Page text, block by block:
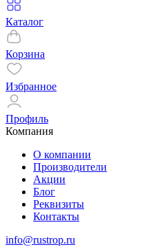
Каталог
Корзина
Избранное
Профиль
Компания
О компании
Производители
Акции
Блог
Реквизиты
Контакты
info@rustrop.ru